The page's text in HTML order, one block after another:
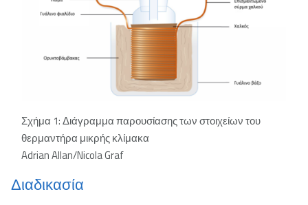
Σχήμα 1: Διάγραμμα παρουσίασης των στοιχείων του
θερμαντήρα μικρής κλίμακα
Adrian Allan/Nicola Graf
Διαδικασία